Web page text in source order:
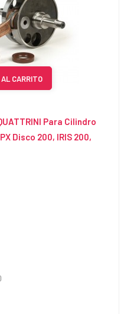
CARRITO
Para Cilindro
Disco 200, IRIS 200,